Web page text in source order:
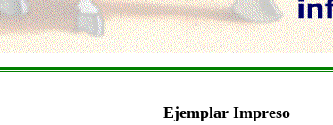
Ejemplar Impreso